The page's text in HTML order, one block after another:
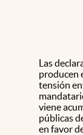
Las
producen
tensión
viene
públicas
en favor